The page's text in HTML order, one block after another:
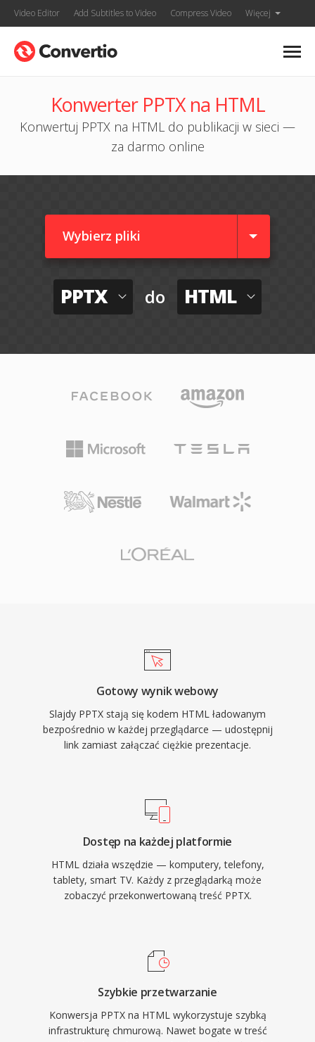
Video Editor Add Subtitles to Video Compress Video Więcej
Konwerter PPTX na HTML
Konwertuj PPTX na HTML do publikacji w sieci —
za darmo online
Wybierz pliki
PPTX do HTML
Gotowy wynik webowy
Slajdy PPTX stają się kodem HTML ładowanym
bezpośrednio w każdej przeglądarce — udostępnij
link zamiast załączać ciężkie prezentacje.
Dostęp na każdej platformie
HTML działa wszędzie — komputery, telefony,
tablety, smart TV. Każdy z przeglądarką może
zobaczyć przekonwertowaną treść PPTX.
Szybkie przetwarzanie
Konwersja PPTX na HTML wykorzystuje szybką
infrastrukturę chmurową. Nawet bogate w treść